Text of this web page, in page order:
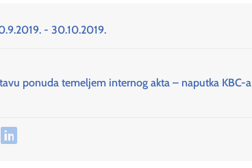
- 30.10.2019.
ponuda temeljem internog akta – naputka KBC-a